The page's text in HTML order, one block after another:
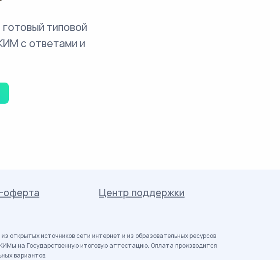
типовой
с ответами и
оферта Центр поддержки
открытых источников сети интернет и из образовательных ресурсов
на Государственную итоговую аттестацию. Оплата производится
вариантов.